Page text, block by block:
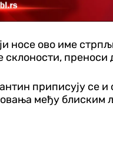
носе ово име
склоности, преноси
приписују се и
међу блиским